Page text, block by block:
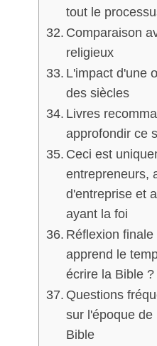
tout le
Comparaison
religieux
L'impact d'une
des siècles
Livres
approfondir ce
Ceci est
entrepreneurs,
d'entreprise et
ayant la foi
Réflexion
apprend le
écrire la Bible ?
Questions
sur l'époque
Bible